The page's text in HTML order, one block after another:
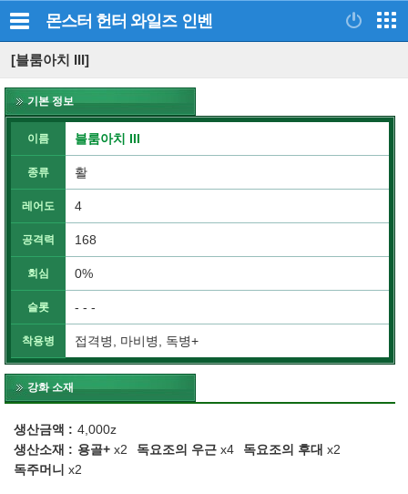
몬스터 헌터 와일즈 인벤
[블룸아치 III]
기본 정보
이름 블룸아치 III
종류 활
레어도 4
공격력 168
회심 0%
슬롯 - - -
착용병 접격병, 마비병, 독병+
강화 소재
생산금액
4,000z
생산소재
용골+ x2 독요조의 우근 x4 독요조의 후대 x2
독주머니 x2